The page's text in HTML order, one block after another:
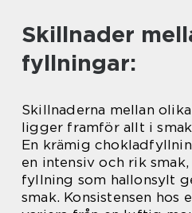
Skillnader
fyllningar:
Skillnaderna mellan
ligger framför allt i
En krämig
en intensiv och rik
fyllning som hallonsylt
smak. Konsistensen hos